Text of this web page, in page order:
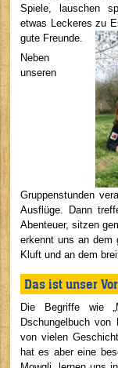
Spiele, lauschen
etwas Leckeres zu
gute Freunde.
Neben
unseren
Gruppenstunden
Ausflüge. Dann
Abenteuer, sitzen
erkennt uns an dem
Kluft und an dem
Das ist unser
Die Begriffe wie
Dschungelbuch
von vielen
hat es aber eine